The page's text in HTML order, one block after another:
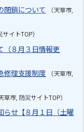
閉鎖について
（天草市,
サイトTOP）
（８月３日情報更
修理支援制度
（天草市,
天草市, 防災サイトTOP）
らせ【８月１日（土曜